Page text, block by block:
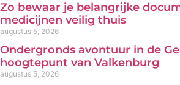
Zo bewaar je belangrijke
medicijnen veilig thuis
augustus 5, 2026
Ondergronds avontuur in de
hoogtepunt van Valkenburg
augustus 5, 2026